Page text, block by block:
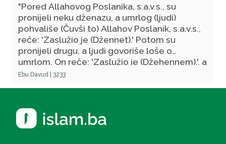
"Pored Allahovog Poslanika, s.a.v.s., su
pronijeli neku dženazu, a umrlog (ljudi)
pohvališe (Čuvši to) Allahov Poslanik, s.a.v.s.,
reče: 'Zaslužio je (Džennet).' Potom su
pronijeli drugu, a ljudi govoriše loše o
umrlom. On reče: 'Zaslužio je (Džehennem).', a
potom kaza: 'Vi ste jedni drugima svjedoci. "'
Ebu Davud | 3233